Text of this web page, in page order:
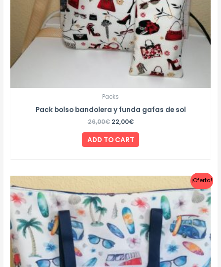
Packs
Pack bolso bandolera y funda gafas de sol
26,00€ 22,00€
ADD TO CART
¡Oferta!